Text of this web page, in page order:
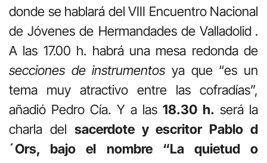
donde se hablará del VIII Encuentro Nacional
de Jóvenes de Hermandades de Valladolid .
A las 17.00 h. habrá una mesa redonda de
secciones de instrumentos ya que “es un
tema muy atractivo entre las cofradías”,
añadió Pedro Cía. Y a las18.30 h. será la
charla del sacerdote y escritor Pablo d
´Ors, bajo el nombre “La quietud o